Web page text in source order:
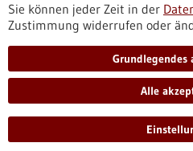
Informiert bleiben
Newsletter abonnieren
Sie können jeder Zeit in der
Zustimmung widerrufen oder
Grundlegendes
Alle